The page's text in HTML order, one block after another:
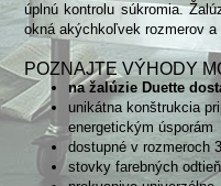
úplnú kontrolu súkromia.
okná akýchkoľvek rozmerov a
POZNAJTE VÝHODY
na žalúzie Duette
unikátna konštrukcia
energetickým úsporám
dostupné v rozmeroch
stovky farebných